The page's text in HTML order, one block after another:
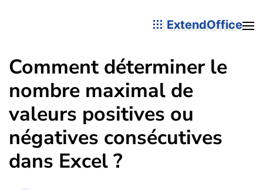
ExtendOffice
Comment déterminer le
nombre maximal de
valeurs positives ou
négatives consécutives
dans Excel ?